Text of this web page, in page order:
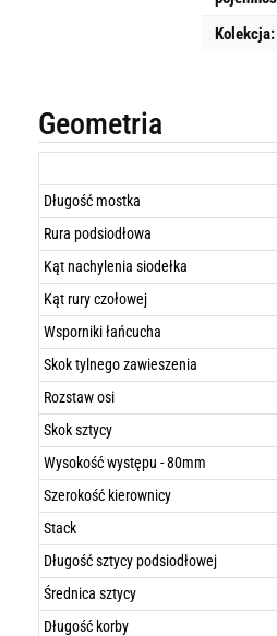
Kolekcja:
Geometria
Długość mostka
Rura podsiodłowa
Kąt nachylenia siodełka
Kąt rury czołowej
Wsporniki łańcucha
Skok tylnego zawieszenia
Rozstaw osi
Skok sztycy
Wysokość występu - 80mm
Szerokość kierownicy
Stack
Długość sztycy podsiodłowej
Średnica sztycy
Długość korby